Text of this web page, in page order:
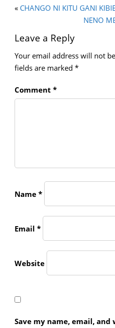
« CHANGO NI KITU GANI
NENO
Leave a Reply
Your email address will not
fields are marked *
Comment *
Name *
Email *
Website
Save my name, email,